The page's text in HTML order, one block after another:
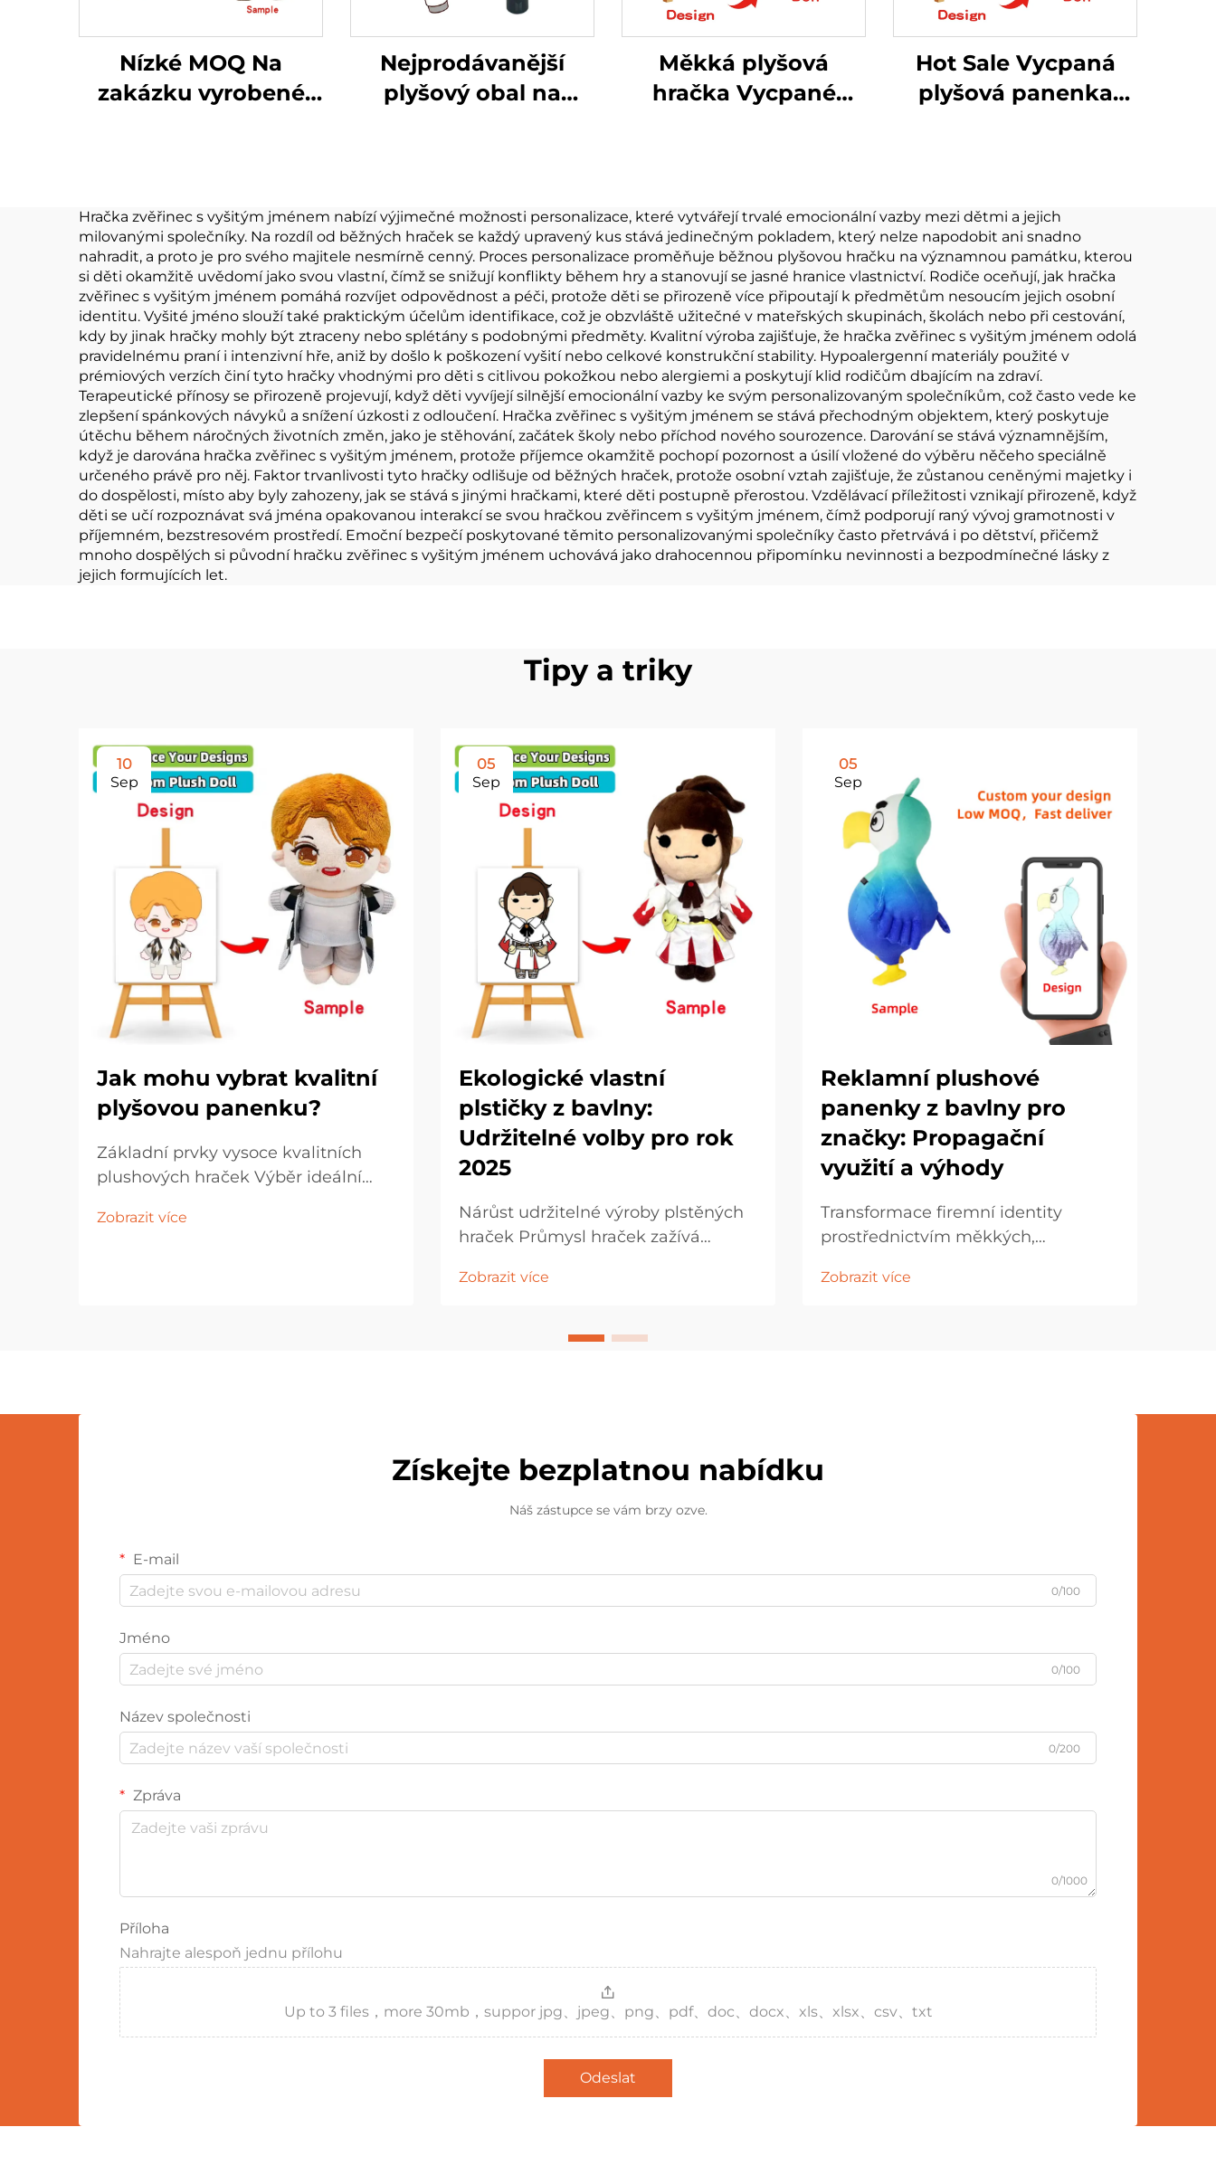
Nízké MOQ Na
zakázku vyrobené
klíčenka na zakázku
Nejprodávanější
plyšový obal na
popových hvězd
Hudební koncert
Měkká plyšová
hračka Vycpané
Hot Sale Vycpaná
plyšová panenka
hračka Přizpůsobit
Hračka zvěřinec s vyšitým jménem nabízí výjimečné možnosti personalizace, které vytvářejí trvalé emocionální vazby mezi dětmi a jejich
milovanými společníky. Na rozdíl od běžných hraček se každý upravený kus stává jedinečným pokladem, který nelze napodobit ani snadno
nahradit, a proto je pro svého majitele nesmírně cenný. Proces personalizace proměňuje běžnou plyšovou hračku na významnou památku, kterou
si děti okamžitě uvědomí jako svou vlastní, čímž se snižují konflikty během hry a stanovují se jasné hranice vlastnictví. Rodiče oceňují, jak hračka
zvěřinec s vyšitým jménem pomáhá rozvíjet odpovědnost a péči, protože děti se přirozeně více připoutají k předmětům nesoucím jejich osobní
identitu. Vyšité jméno slouží také praktickým účelům identifikace, což je obzvláště užitečné v mateřských skupinách, školách nebo při cestování,
kdy by jinak hračky mohly být ztraceny nebo splétány s podobnými předměty. Kvalitní výroba zajišťuje, že hračka zvěřinec s vyšitým jménem odolá
pravidelnému praní i intenzivní hře, aniž by došlo k poškození vyšití nebo celkové konstrukční stability. Hypoalergenní materiály použité v
prémiových verzích činí tyto hračky vhodnými pro děti s citlivou pokožkou nebo alergiemi a poskytují klid rodičům dbajícím na zdraví.
Terapeutické přínosy se přirozeně projevují, když děti vyvíjejí silnější emocionální vazby ke svým personalizovaným společníkům, což často vede ke
zlepšení spánkových návyků a snížení úzkosti z odloučení. Hračka zvěřinec s vyšitým jménem se stává přechodným objektem, který poskytuje
útěchu během náročných životních změn, jako je stěhování, začátek školy nebo příchod nového sourozence. Darování se stává významnějším,
když je darována hračka zvěřinec s vyšitým jménem, protože příjemce okamžitě pochopí pozornost a úsilí vložené do výběru něčeho speciálně
určeného právě pro něj. Faktor trvanlivosti tyto hračky odlišuje od běžných hraček, protože osobní vztah zajišťuje, že zůstanou ceněnými majetky i
do dospělosti, místo aby byly zahozeny, jak se stává s jinými hračkami, které děti postupně přerostou. Vzdělávací příležitosti vznikají přirozeně, když
děti se učí rozpoznávat svá jména opakovanou interakcí se svou hračkou zvěřincem s vyšitým jménem, čímž podporují raný vývoj gramotnosti v
příjemném, bezstresovém prostředí. Emoční bezpečí poskytované těmito personalizovanými společníky často přetrvává i po dětství, přičemž
mnoho dospělých si původní hračku zvěřinec s vyšitým jménem uchovává jako drahocennou připomínku nevinnosti a bezpodmínečné lásky z
jejich formujících let.
Tipy a triky
10
Sep
Jak mohu vybrat kvalitní
plyšovou panenku?
Základní prvky vysoce kvalitních
plushových hraček Výběr ideální
jen výběr nejroztomilejší tváře na
Zobrazit více
05
Sep
Ekologické vlastní
plstičky z bavlny:
Udržitelné volby pro rok
2025
Nárůst udržitelné výroby plstěných
hraček Průmysl hraček zažívá
spotřebitelé stále více hledají
hračkám. V čele této zelené
Zobrazit více
05
Sep
Reklamní plushové
panenky z bavlny pro
značky: Propagační
využití a výhody
Transformace firemní identity
prostřednictvím měkkých,
V dnešní konkurenčním
Zobrazit více
Získejte bezplatnou nabídku
Náš zástupce se vám brzy ozve.
E-mail
0/100
Jméno
0/100
Název společnosti
0/200
Zpráva
0/1000
Příloha
Nahrajte alespoň jednu přílohu
Up to 3 files，more 30mb，suppor jpg、jpeg、png、pdf、doc、docx、xls、xlsx、csv、txt
Odeslat